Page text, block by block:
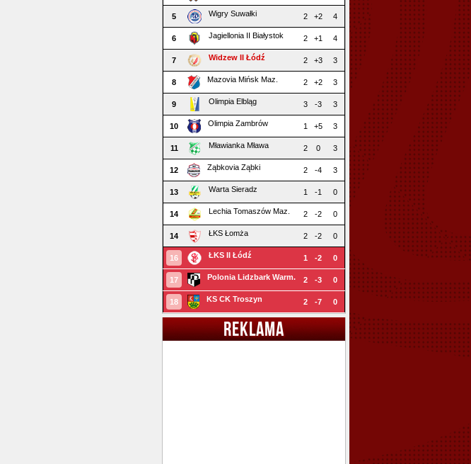
5 Wigry Suwałki 2 +2 4
6 Jagiellonia II Białystok 2 +1 4
7 Widzew II Łódź 2 +3 3
8 Mazovia Mińsk Maz. 2 +2 3
9 Olimpia Elbląg 3 -3 3
10 Olimpia Zambrów 1 +5 3
11 Mławianka Mława 2 0 3
12 Ząbkovia Ząbki 2 -4 3
13 Warta Sieradz 1 -1 0
14 Lechia Tomaszów Maz. 2 -2 0
14 ŁKS Łomża 2 -2 0
16 ŁKS II Łódź 1 -2 0
17 Polonia Lidzbark Warm. 2 -3 0
18 KS CK Troszyn 2 -7 0
REKLAMA